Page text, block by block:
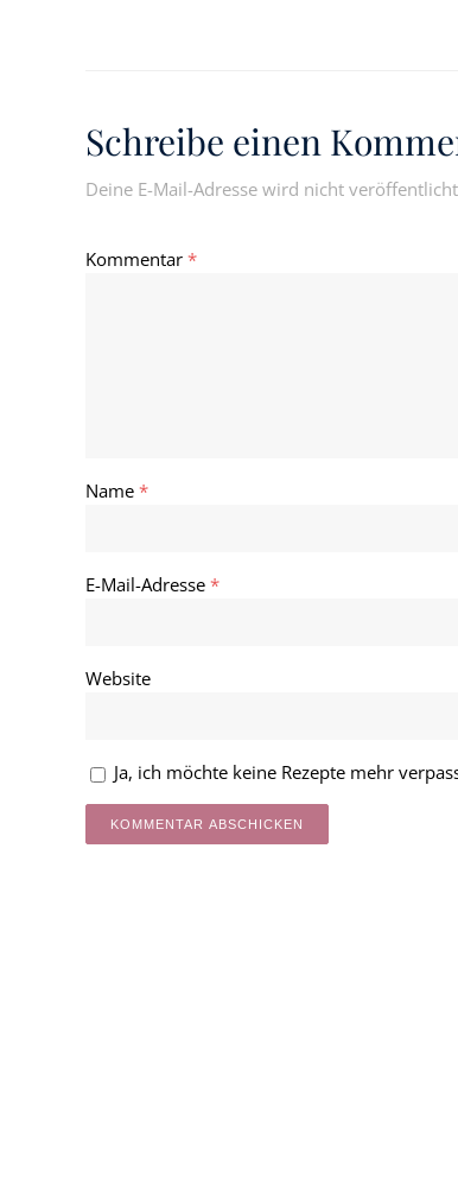
Schreibe einen
Deine E-Mail-Adresse wird nicht
Kommentar *
Name *
E-Mail-Adresse *
Website
Ja, ich möchte keine Rezepte mehr